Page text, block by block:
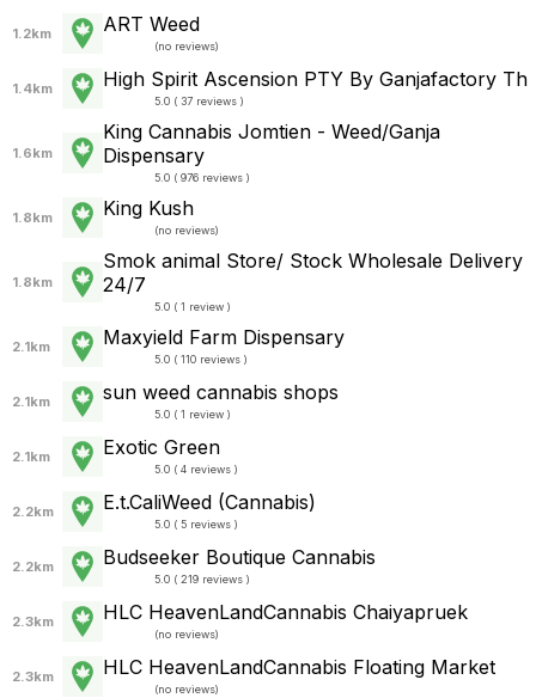
1.2km ART Weed
(no reviews)
1.4km High Spirit Ascension PTY By Ganjafactory Th
5.0 ( 37 reviews )
1.6km
King Cannabis Jomtien - Weed/Ganja
Dispensary
5.0 ( 976 reviews )
1.8km King Kush
(no reviews)
1.8km
Smok animal Store/ Stock Wholesale Delivery
24/7
5.0 ( 1 review )
2.1km Maxyield Farm Dispensary
5.0 ( 110 reviews )
2.1km sun weed cannabis shops
5.0 ( 1 review )
2.1km Exotic Green
5.0 ( 4 reviews )
2.2km E.t.CaliWeed (Cannabis)
5.0 ( 5 reviews )
2.2km Budseeker Boutique Cannabis
5.0 ( 219 reviews )
2.3km HLC HeavenLandCannabis Chaiyapruek
(no reviews)
2.3km HLC HeavenLandCannabis Floating Market
(no reviews)